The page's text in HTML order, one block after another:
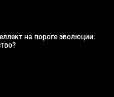
на пороге эволюции: